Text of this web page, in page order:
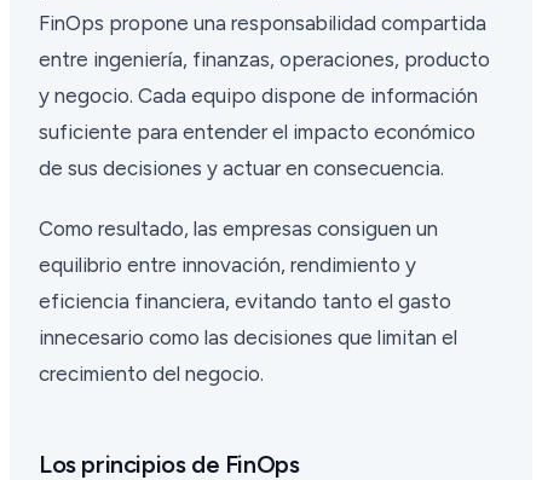
FinOps propone una responsabilidad compartida
entre ingeniería, finanzas, operaciones, producto
y negocio. Cada equipo dispone de información
suficiente para entender el impacto económico
de sus decisiones y actuar en consecuencia.
Como resultado, las empresas consiguen un
equilibrio entre innovación, rendimiento y
eficiencia financiera, evitando tanto el gasto
innecesario como las decisiones que limitan el
crecimiento del negocio.
Los principios de FinOps